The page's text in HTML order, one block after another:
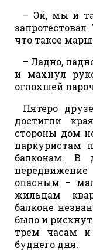
– Эй, мы и
что такое
– Ладно,
и махнул
оглохшей
Пятеро
достигли
стороны дом
паркуристам
балконам. В
опасным –
жильцам
балконе
было и
трем часам
буднего дня.